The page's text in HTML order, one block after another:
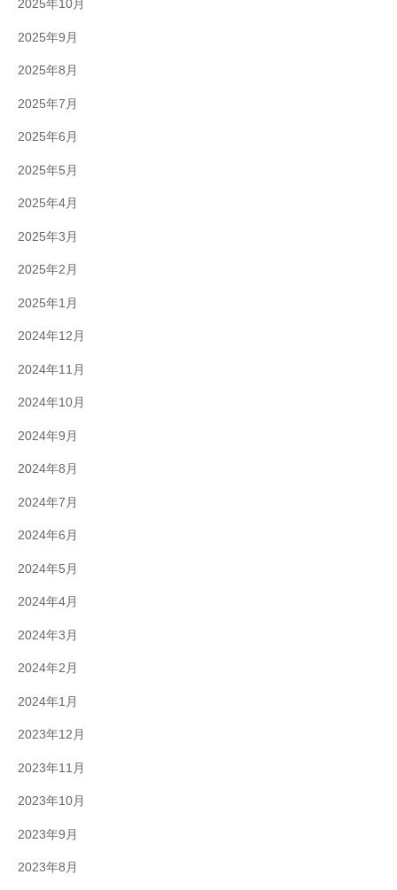
2025年10月
2025年9月
2025年8月
2025年7月
2025年6月
2025年5月
2025年4月
2025年3月
2025年2月
2025年1月
2024年12月
2024年11月
2024年10月
2024年9月
2024年8月
2024年7月
2024年6月
2024年5月
2024年4月
2024年3月
2024年2月
2024年1月
2023年12月
2023年11月
2023年10月
2023年9月
2023年8月